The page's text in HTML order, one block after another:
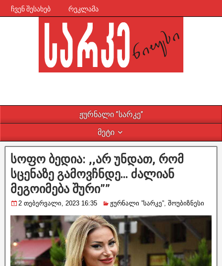
ჩვენ შესახებ რეკლამა
ჟურნალი ”სარკე”
მეტი
სოფო ბედია: ,,არ უნდათ, რომ
სცენაზე გამოვჩნდე… ძალიან
მეგოიმება შური””
2 თებერვალი, 2023 16:35 ჟურნალი ”სარკე”, შოუბიზნესი